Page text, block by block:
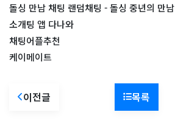
돌싱 만남 채팅 랜덤채팅 - 돌싱 중년의 만남
소개팅 앱 다나와
채팅어플추천
케이메이트
이전글 목록